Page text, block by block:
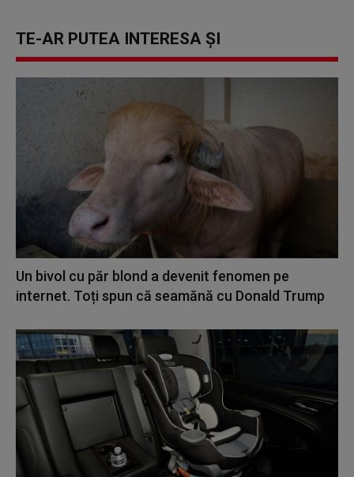
TE-AR PUTEA INTERESA ȘI
Un bivol cu păr blond a devenit fenomen pe
internet. Toți spun că seamănă cu Donald Trump